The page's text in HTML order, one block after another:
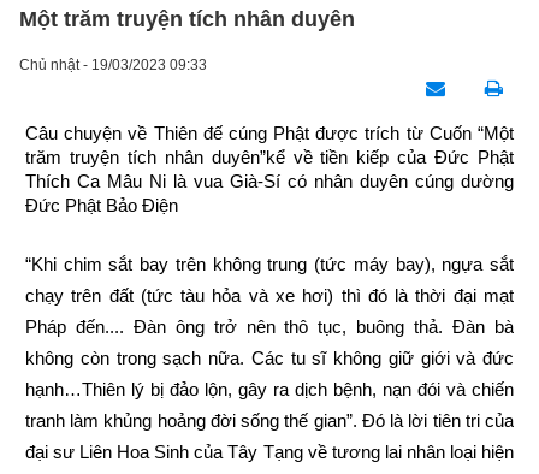
Một trăm truyện tích nhân duyên
Chủ nhật - 19/03/2023 09:33
Câu chuyện về Thiên đế cúng Phật được trích từ Cuốn “Một
trăm truyện tích nhân duyên”kể về tiền kiếp của Đức Phật
Thích Ca Mâu Ni là vua Già-Sí có nhân duyên cúng dường
Đức Phật Bảo Điện
“Khi chim sắt bay trên không trung (tức máy bay), ngựa sắt
chạy trên đất (tức tàu hỏa và xe hơi) thì đó là thời đại mạt
Pháp đến.... Đàn ông trở nên thô tục, buông thả. Đàn bà
không còn trong sạch nữa. Các tu sĩ không giữ giới và đức
hạnh…Thiên lý bị đảo lộn, gây ra dịch bệnh, nạn đói và chiến
tranh làm khủng hoảng đời sống thế gian”. Đó là lời tiên tri của
đại sư Liên Hoa Sinh của Tây Tạng về tương lai nhân loại hiện